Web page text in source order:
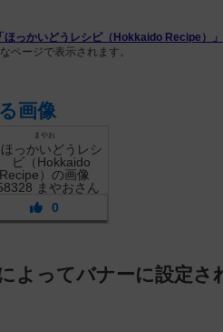
「ほっかいどうレシピ（Hokkaido Recipe）」
ページで表示されます。
画像
まやお
0
よってバナーに設定さ